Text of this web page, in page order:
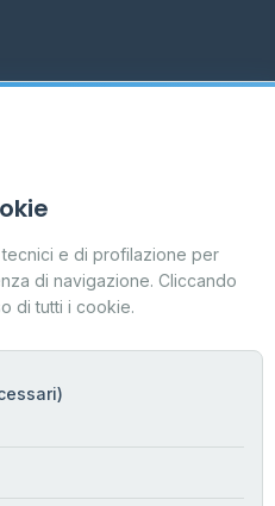
Imprese e del Made in Italy
quotidiano
e di profilazione per
di navigazione. Cliccando
di tutti i cookie.